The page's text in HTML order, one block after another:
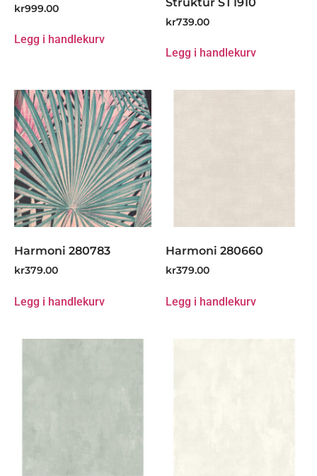
kr999.00
Legg i handlekurv
kr739.00
Legg i handlekurv
Harmoni 280783
kr379.00
Legg i handlekurv
Harmoni 280660
kr379.00
Legg i handlekurv